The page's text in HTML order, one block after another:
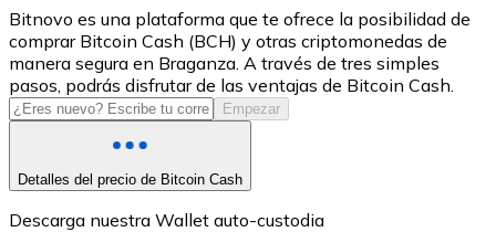
USD Coin
USDC
Bitnovo es una plataforma que te ofrece la posibilidad de
comprar Bitcoin Cash (BCH) y otras criptomonedas de
manera segura en Braganza. A través de tres simples
pasos, podrás disfrutar de las ventajas de Bitcoin Cash.
Empezar
Detalles del precio de Bitcoin Cash
Descarga nuestra Wallet auto-custodia